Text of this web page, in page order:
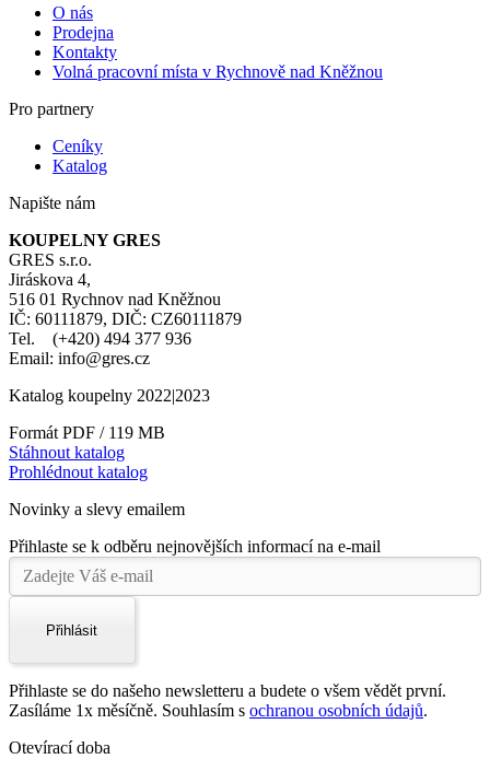
O nás
Prodejna
Kontakty
Volná pracovní místa v Rychnově nad Kněžnou
Pro partnery
Ceníky
Katalog
Napište nám
KOUPELNY GRES
GRES s.r.o.
Jiráskova 4,
516 01 Rychnov nad Kněžnou
IČ: 60111879, DIČ: CZ60111879
Tel. (+420) 494 377 936
Email: info@gres.cz
Katalog koupelny 2022|2023
Formát PDF / 119 MB
Stáhnout katalog
Prohlédnout katalog
Novinky a slevy emailem
Přihlaste se k odběru nejnovějších informací na e-mail
Přihlásit
Přihlaste se do našeho newsletteru a budete o všem vědět první.
Zasíláme 1x měsíčně. Souhlasím s ochranou osobních údajů.
Otevírací doba